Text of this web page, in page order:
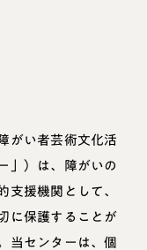
がい者芸術文化活
」）は、障がいの
支援機関として、
に保護することが
当センターは、個